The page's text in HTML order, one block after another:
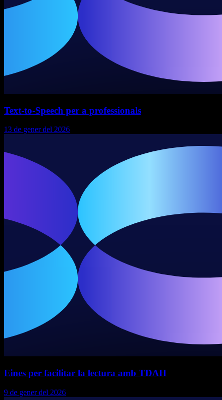
Text-to-Speech per a professionals
13 de gener del 2026
Eines per facilitar la lectura amb TDAH
9 de gener del 2026